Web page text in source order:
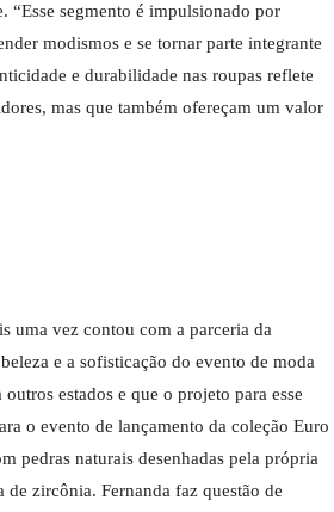
“Esse segmento é impulsionado por
modismos e se tornar parte integrante
e durabilidade nas roupas reflete
mas que também ofereçam um valor
uma vez contou com a parceria da
e a sofisticação do evento de moda
estados e que o projeto para esse
o evento de lançamento da coleção Euro
pedras naturais desenhadas pela própria
zircônia. Fernanda faz questão de